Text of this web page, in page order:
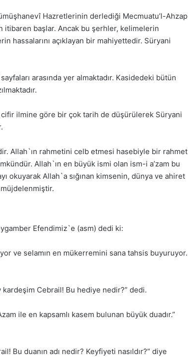
Hazretlerinin derlediği Mecmuatu’l-Ahzap
itibaren başlar. Ancak bu şerhler, kelimelerin
hassalarını açıklayan bir mahiyettedir. Süryani
arasında yer almaktadır. Kasidedeki bütün
ilmine göre bir çok tarih de düşürülerek Süryani
Allah`ın rahmetini celb etmesi hasebiyle bir rahmet
Allah`ın en büyük ismi olan ism-i a’zam bu
okuyarak Allah`a sığınan kimsenin, dünya ve ahiret
Efendimiz`e (asm) dedi ki:
ve selamın en mükerremini sana tahsis buyuruyor.
Cebrail! Bu hediye nedir?” dedi.
ile en kapsamlı kasem bulunan büyük duadır.”
Bu duanın adı nedir? Keyfiyeti nasıldır?” diye